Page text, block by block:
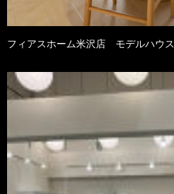
フィアスホーム米沢店 モデルハウス